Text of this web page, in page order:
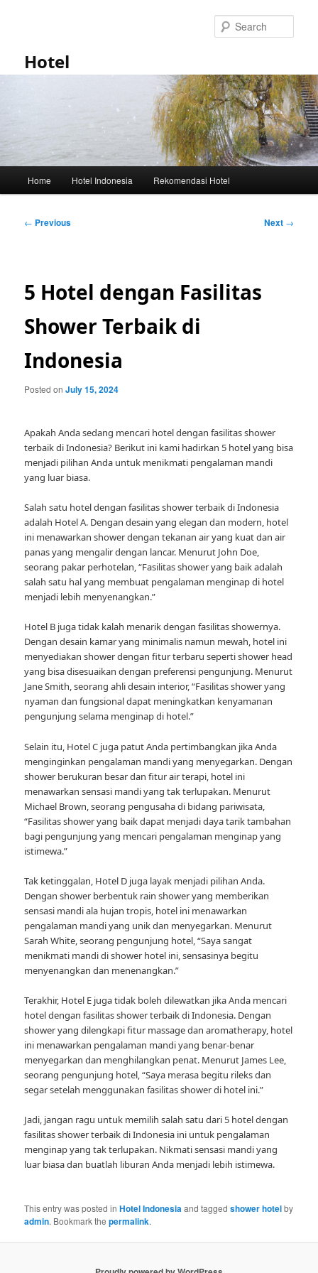
Hotel
Home Hotel Indonesia Rekomendasi Hotel
Post
← Previous Next →
5 Hotel dengan Fasilitas
Shower Terbaik di
Indonesia
Posted onJuly 15, 2024
Apakah Anda sedang mencari hotel dengan fasilitas shower
terbaik di Indonesia? Berikut ini kami hadirkan 5 hotel yang bisa
menjadi pilihan Anda untuk menikmati pengalaman mandi
yang luar biasa.
Salah satu hotel dengan fasilitas shower terbaik di Indonesia
adalah Hotel A. Dengan desain yang elegan dan modern, hotel
ini menawarkan shower dengan tekanan air yang kuat dan air
panas yang mengalir dengan lancar. Menurut John Doe,
seorang pakar perhotelan, “Fasilitas shower yang baik adalah
salah satu hal yang membuat pengalaman menginap di hotel
menjadi lebih menyenangkan.”
Hotel B juga tidak kalah menarik dengan fasilitas showernya.
Dengan desain kamar yang minimalis namun mewah, hotel ini
menyediakan shower dengan fitur terbaru seperti shower head
yang bisa disesuaikan dengan preferensi pengunjung. Menurut
Jane Smith, seorang ahli desain interior, “Fasilitas shower yang
nyaman dan fungsional dapat meningkatkan kenyamanan
pengunjung selama menginap di hotel.”
Selain itu, Hotel C juga patut Anda pertimbangkan jika Anda
menginginkan pengalaman mandi yang menyegarkan. Dengan
shower berukuran besar dan fitur air terapi, hotel ini
menawarkan sensasi mandi yang tak terlupakan. Menurut
Michael Brown, seorang pengusaha di bidang pariwisata,
“Fasilitas shower yang baik dapat menjadi daya tarik tambahan
bagi pengunjung yang mencari pengalaman menginap yang
istimewa.”
Tak ketinggalan, Hotel D juga layak menjadi pilihan Anda.
Dengan shower berbentuk rain shower yang memberikan
sensasi mandi ala hujan tropis, hotel ini menawarkan
pengalaman mandi yang unik dan menyegarkan. Menurut
Sarah White, seorang pengunjung hotel, “Saya sangat
menikmati mandi di shower hotel ini, sensasinya begitu
menyenangkan dan menenangkan.”
Terakhir, Hotel E juga tidak boleh dilewatkan jika Anda mencari
hotel dengan fasilitas shower terbaik di Indonesia. Dengan
shower yang dilengkapi fitur massage dan aromatherapy, hotel
ini menawarkan pengalaman mandi yang benar-benar
menyegarkan dan menghilangkan penat. Menurut James Lee,
seorang pengunjung hotel, “Saya merasa begitu rileks dan
segar setelah menggunakan fasilitas shower di hotel ini.”
Jadi, jangan ragu untuk memilih salah satu dari 5 hotel dengan
fasilitas shower terbaik di Indonesia ini untuk pengalaman
menginap yang tak terlupakan. Nikmati sensasi mandi yang
luar biasa dan buatlah liburan Anda menjadi lebih istimewa.
This entry was posted inHotel Indonesiaand taggedshower hotelby
admin. Bookmark thepermalink.